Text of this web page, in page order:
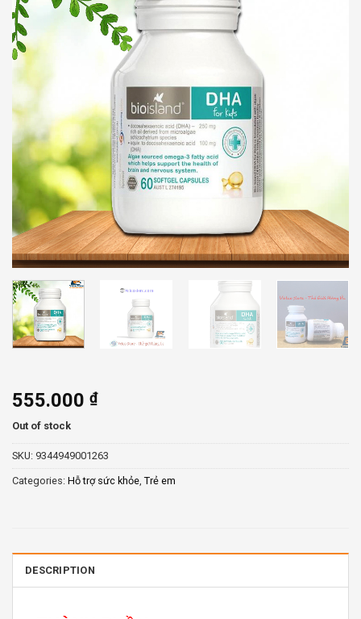
555.000 ₫
Out of stock
SKU: 9344949001263
Categories: Hỗ trợ sức khỏe Trẻ em
DESCRIPTION